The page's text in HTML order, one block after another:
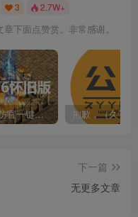
3 2.7W+
下面点赞赏。非常感谢。
1.76传奇仿官一键启动无后台和辅助究极肝传奇
下一篇
无更多文章